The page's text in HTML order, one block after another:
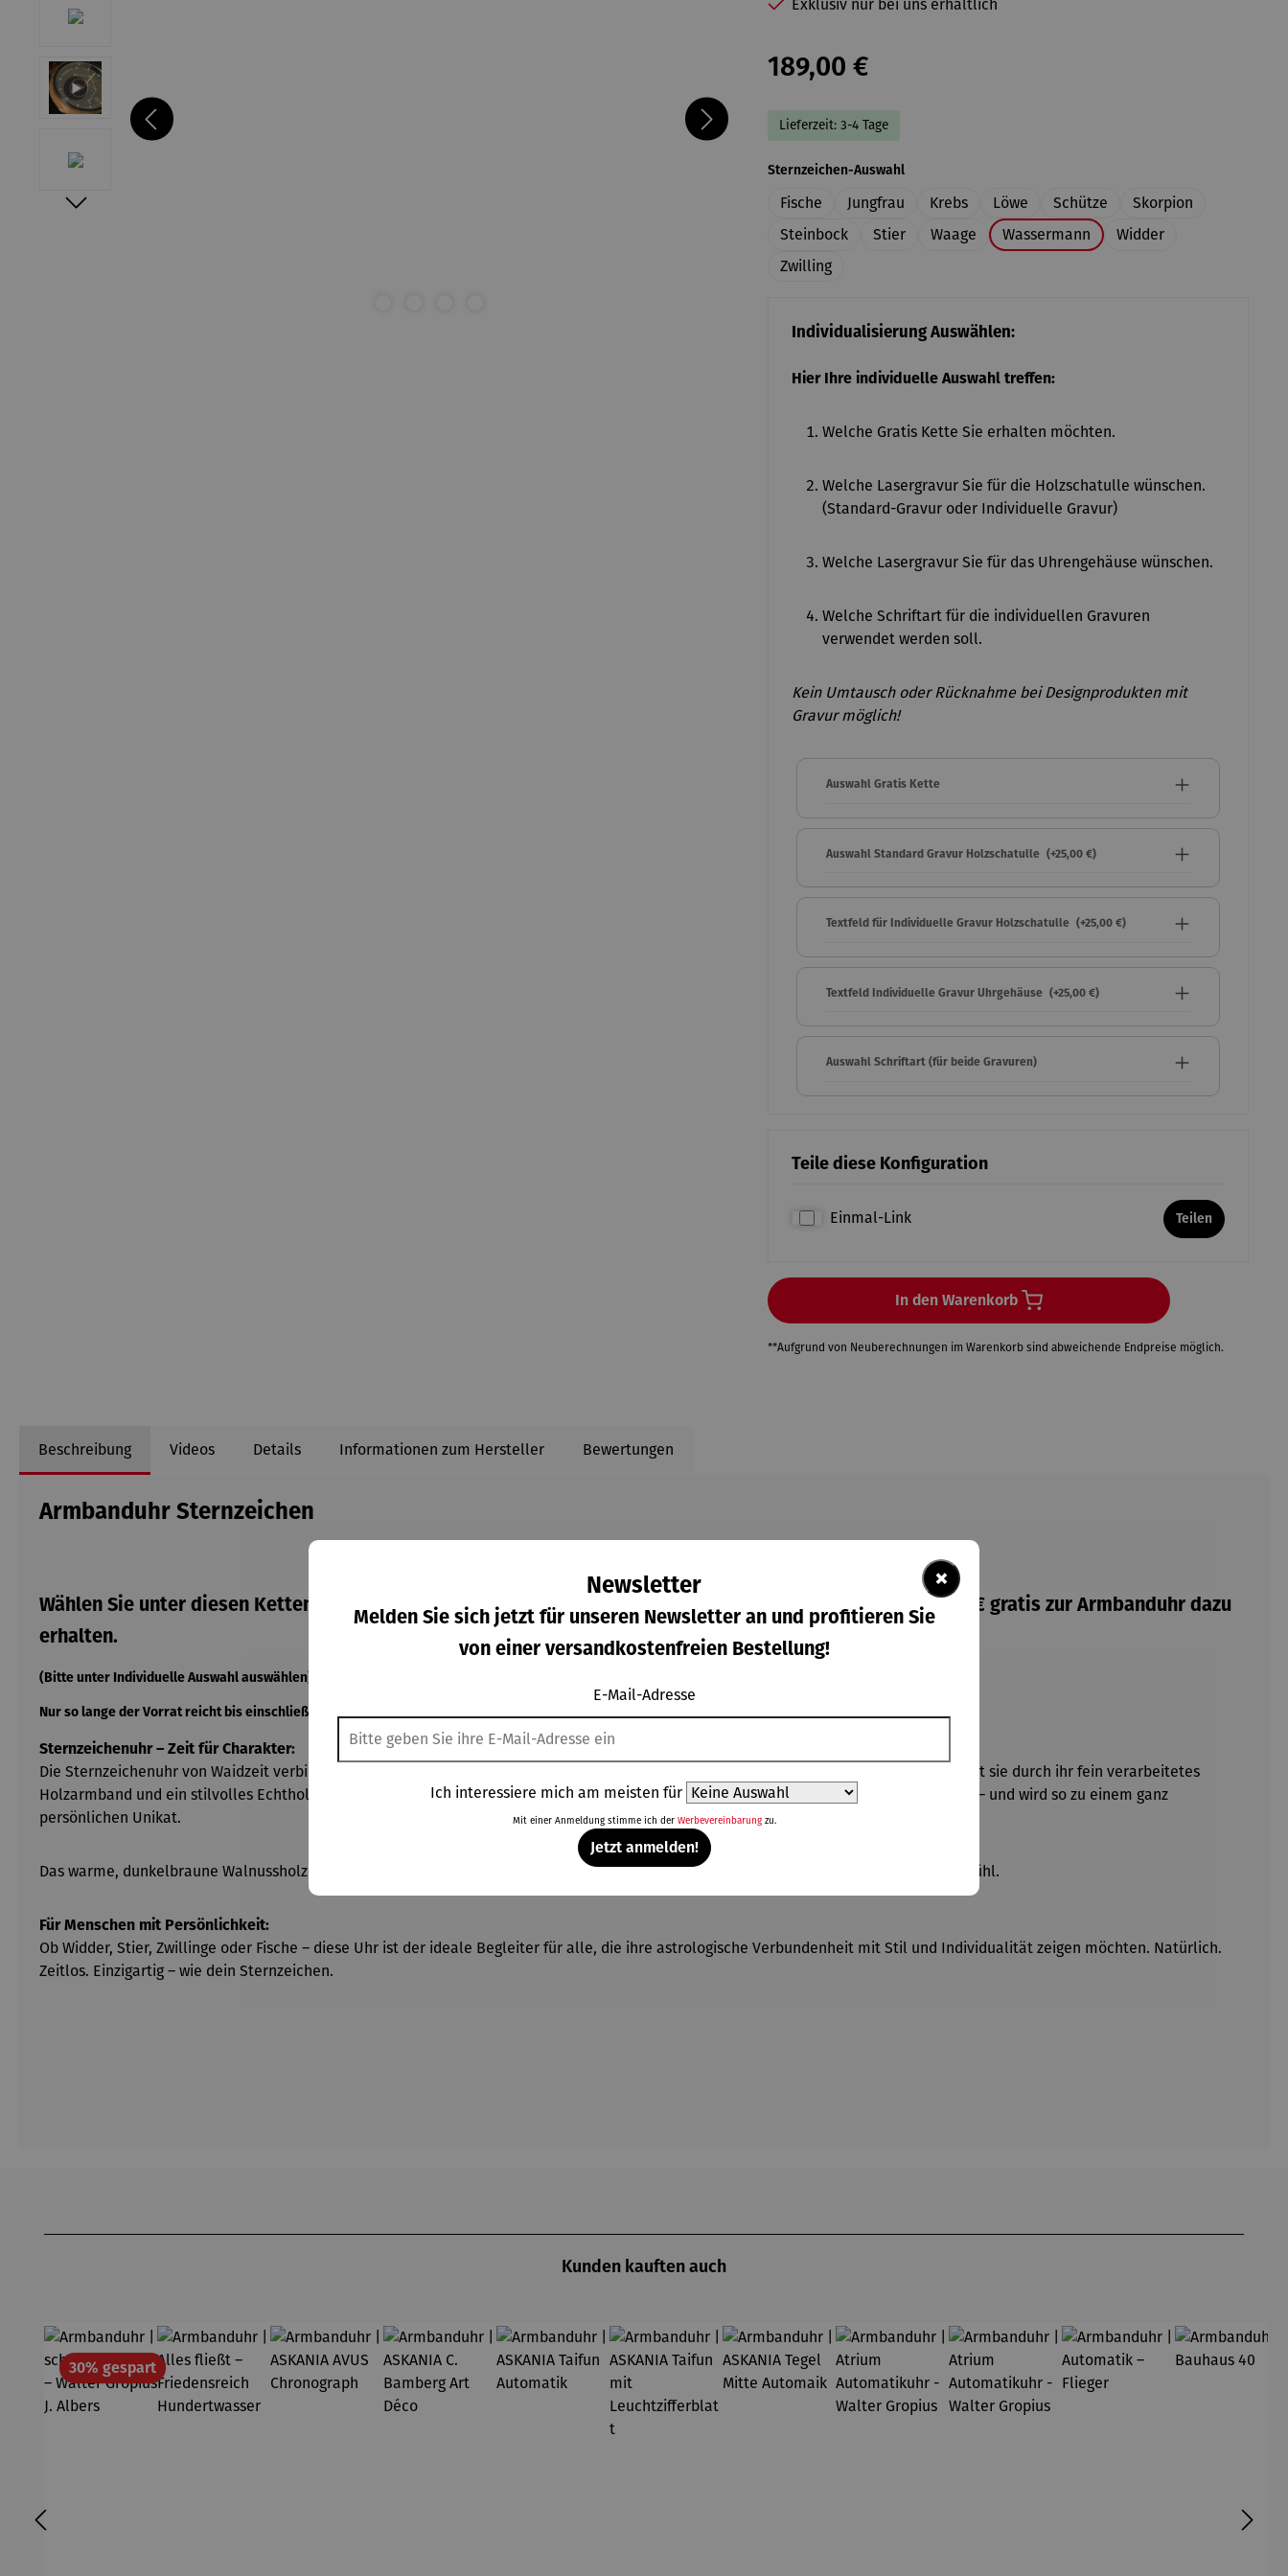
Exklusiv nur bei uns erhältlich
189,00 €
Lieferzeit: 3-4 Tage
Sternzeichen-Auswahlauswählen
Fische Jungfrau Krebs Löwe Schütze
Skorpion
Steinbock
Stier Waage Wassermann
Widder
Zwilling
Individualisierung Auswählen:
Hier Ihre individuelle Auswahl treffen:
Welche Gratis Kette Sie erhalten möchten.
Welche Lasergravur Sie für die Holzschatulle wünschen.
(Standard-Gravur oder Individuelle Gravur)
Welche Lasergravur Sie für das Uhrengehäuse wünschen.
Welche Schriftart für die individuellen Gravuren
verwendet werden soll.
Kein Umtausch oder Rücknahme bei Designprodukten mit
Gravur möglich!
Auswahl Gratis Kette
Auswahl Standard Gravur Holzschatulle (+25,00 €)
Textfeld für Individuelle Gravur Holzschatulle (+25,00 €)
Textfeld Individuelle Gravur Uhrgehäuse (+25,00 €)
Auswahl Schriftart (für beide Gravuren)
Teile diese Konfiguration
Einmal-Link Teilen
In den Warenkorb
**Aufgrund von Neuberechnungen im Warenkorb sind abweichende Endpreise möglich.
Beschreibung Videos Details Informationen zum Hersteller Bewertungen
Armbanduhr Sternzeichen
Wählen Sie unter diesen Ketten Ihren Favoriten aus: Die Halskette Felixoder Essenza
im Wert von 59€ gratis zur Armbanduhr dazu
erhalten.
(Bitte unter Individuelle Auswahl auswählen)
Nur so lange der Vorrat reicht bis einschließlich 31.12.2026!
Sternzeichenuhr – Zeit für Charakter:
Die Sternzeichenuhr von Waidzeit verbindet ausdrucksstarkes Design mit natürlicher Eleganz. Gefertigt aus edlem Walnussholz, überzeugt sie durch ihr fein verarbeitetes
Holzarmband und ein stilvolles Echtholz-Ziffernblatt mit eingraviertem Sternbild. Jedes Modell steht für eines der zwölf Tierkreiszeichen – und wird so zu einem ganz
persönlichen Unikat.
Das warme, dunkelbraune Walnussholz verleiht der Uhr nicht nur einen besonderen Look, sondern auch ein angenehm leichtes Tragegefühl.
Für Menschen mit Persönlichkeit:
Ob Widder, Stier, Zwillinge oder Fische – diese Uhr ist der ideale Begleiter für alle, die ihre astrologische Verbundenheit mit Stil und Individualität zeigen möchten. Natürlich.
Zeitlos. Einzigartig – wie dein Sternzeichen.
Kunden kauften auch
30% gespartRabatt
×
Newsletter
Melden Sie sich jetzt für unseren Newsletter an und profitieren Sie
von einer versandkostenfreien Bestellung!
E-Mail-Adresse
Ich interessiere mich am meisten für
Mit einer Anmeldung stimme ich der Werbevereinbarungzu.
Jetzt anmelden!